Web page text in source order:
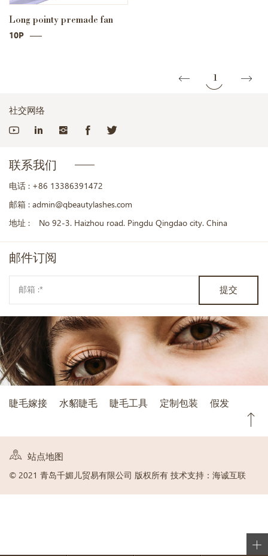
Long pointy premade fan
10P
1
社交网络
联系我们
电话 : +86 13386391472
邮箱 : admin@qbeautylashes.com
地址 :
No 92-3. Haizhou road. Pingdu Qingdao city. China
邮件订阅
提交
睫毛嫁接 水貂睫毛 睫毛工具 定制包装 假发
站点地图
© 2021 青岛千媚儿贸易有限公司 版权所有 技术支持：海诚互联